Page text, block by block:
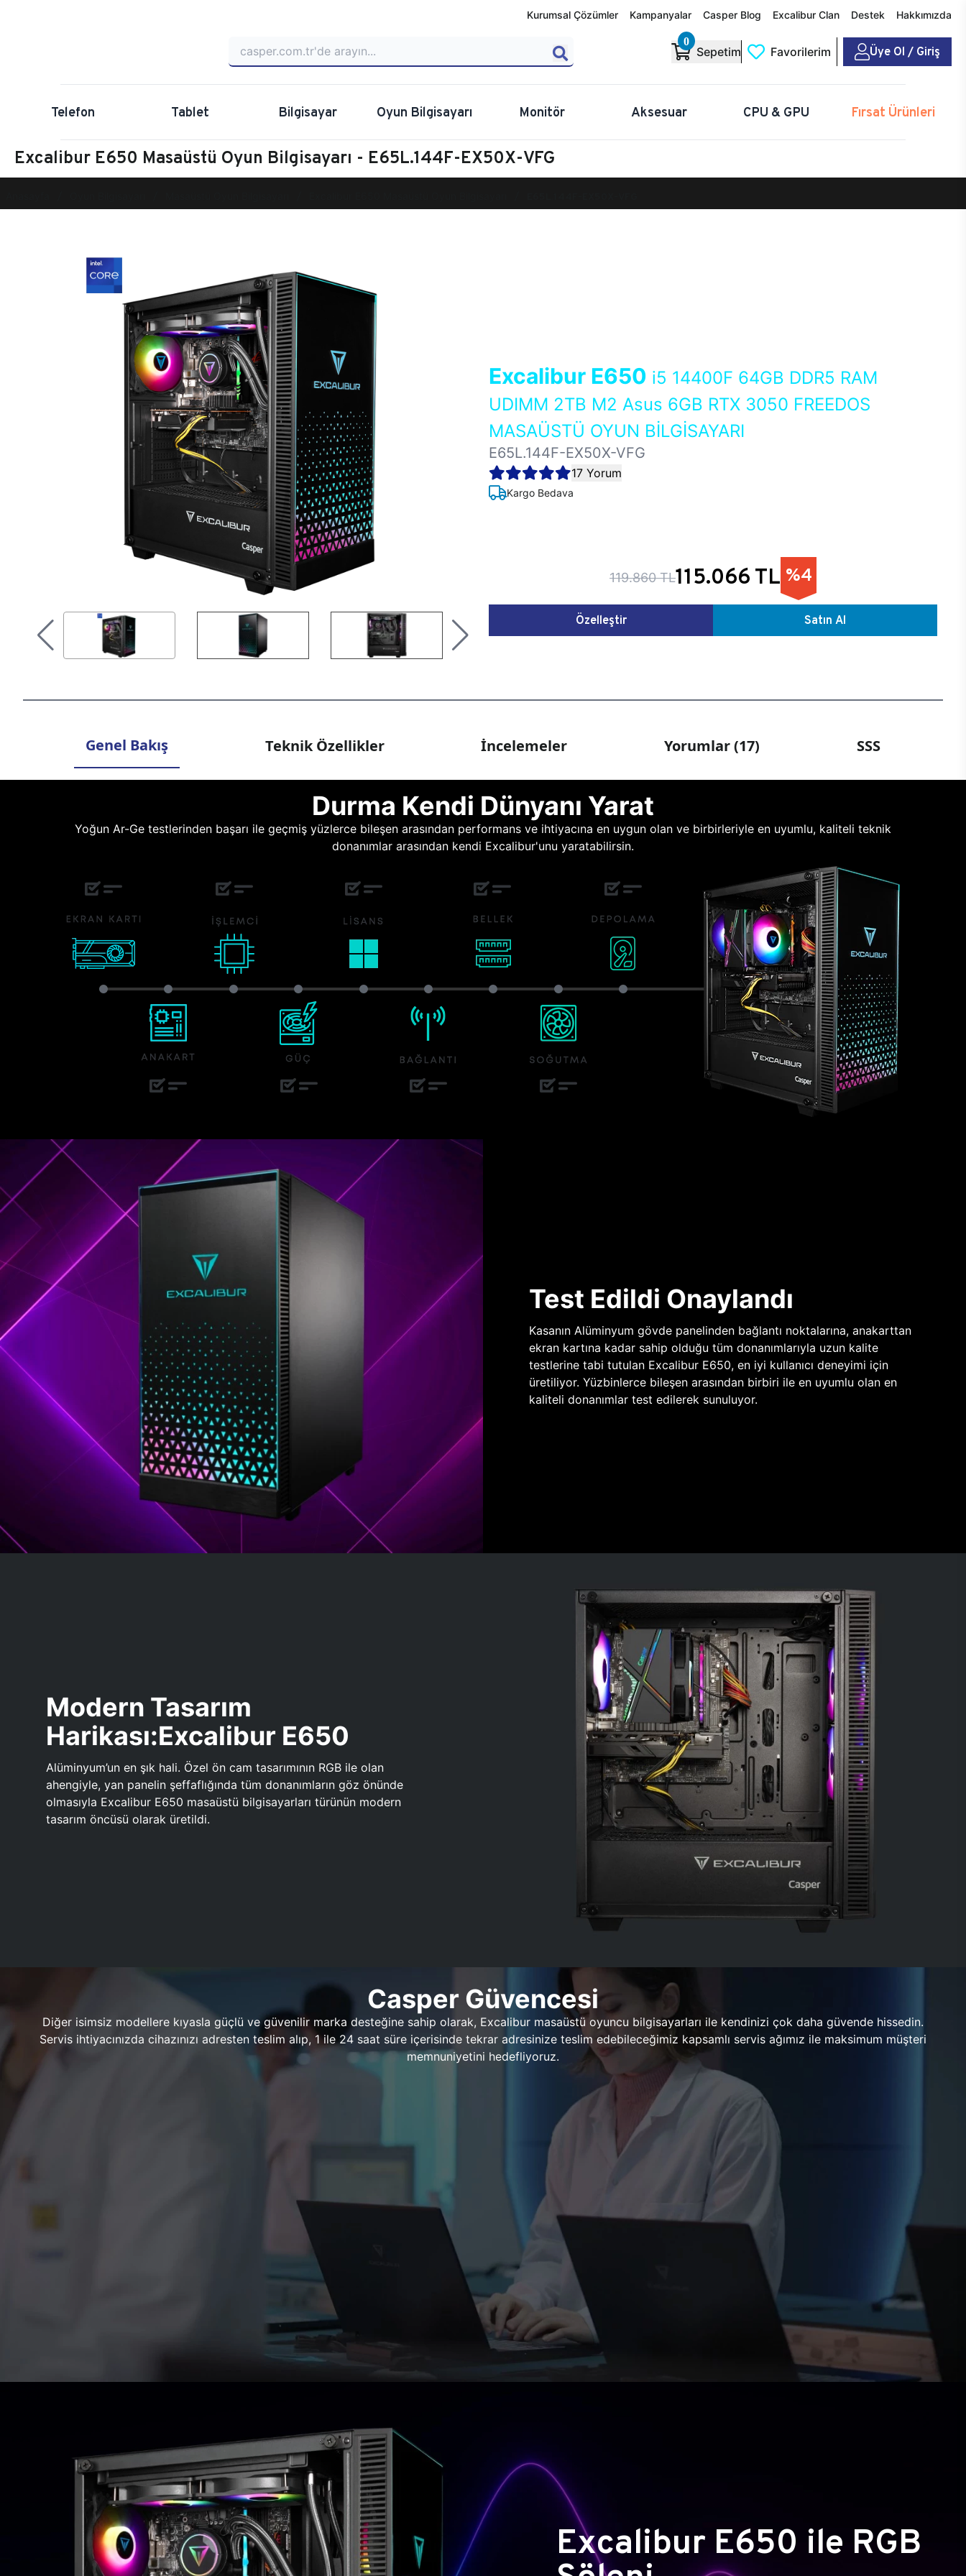
Kurumsal Çözümler Kampanyalar Casper Blog Excalibur Clan Destek Hakkımızda
0
Sepetim Favorilerim Üye Ol / Giriş
Telefon Tablet Bilgisayar Oyun Bilgisayarı Monitör Aksesuar CPU & GPU Fırsat Ürünleri
Excalibur E650 Masaüstü Oyun Bilgisayarı - E65L.144F-EX50X-VFG
Excalibur E650 i5 14400F 64GB DDR5 RAM
UDIMM 2TB M2 Asus 6GB RTX 3050 FREEDOS
MASAÜSTÜ OYUN BİLGİSAYARI
E65L.144F-EX50X-VFG
17 Yorum
Kargo Bedava
119.860 TL115.066 TL %4
Özelleştir Satın Al
Genel Bakış Teknik Özellikler İncelemeler Yorumlar (17) SSS
Durma Kendi Dünyanı Yarat
Yoğun Ar-Ge testlerinden başarı ile geçmiş yüzlerce bileşen arasından performans ve ihtiyacına en uygun olan ve birbirleriyle en uyumlu, kaliteli teknik
donanımlar arasından kendi Excalibur'unu yaratabilirsin.
Test Edildi Onaylandı
Kasanın Alüminyum gövde panelinden bağlantı noktalarına, anakarttan
ekran kartına kadar sahip olduğu tüm donanımlarıyla uzun kalite
testlerine tabi tutulan Excalibur E650, en iyi kullanıcı deneyimi için
üretiliyor. Yüzbinlerce bileşen arasından birbiri ile en uyumlu olan en
kaliteli donanımlar test edilerek sunuluyor.
Modern Tasarım
Harikası:Excalibur E650
Alüminyum’un en şık hali. Özel ön cam tasarımının RGB ile olan
ahengiyle, yan panelin şeffaflığında tüm donanımların göz önünde
olmasıyla Excalibur E650 masaüstü bilgisayarları türünün modern
tasarım öncüsü olarak üretildi.
Casper Güvencesi
Diğer isimsiz modellere kıyasla güçlü ve güvenilir marka desteğine sahip olarak, Excalibur masaüstü oyuncu bilgisayarları ile kendinizi çok daha güvende hissedin.
Servis ihtiyacınızda cihazınızı adresten teslim alıp, 1 ile 24 saat süre içerisinde tekrar adresinize teslim edebileceğimiz kapsamlı servis ağımız ile maksimum müşteri
memnuniyetini hedefliyoruz.
Excalibur E650 ile RGB